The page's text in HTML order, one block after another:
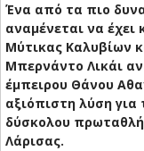
Ένα από τα πιο
αναμένεται να
Μύτικας Καλυβίων
Μπερνάντο Λικάι
έμπειρου Θάνου
αξιόπιστη λύση
δύσκολου
Λάρισας.